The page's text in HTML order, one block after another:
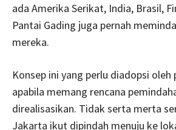
ada Amerika Serikat, India, Brasil,
Pantai Gading juga pernah
mereka.
Konsep ini yang perlu diadopsi oleh
apabila memang rencana
direalisasikan. Tidak serta merta
Jakarta ikut dipindah menuju ke